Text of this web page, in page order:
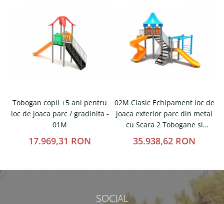
Tobogan copii +5 ani pentru
loc de joaca parc / gradinita -
01M
17.969,31 RON
02M Clasic Echipament loc de
joaca exterior parc din metal
cu Scara 2 Tobogane si
Cataratoare
35.938,62 RON
SOCIAL